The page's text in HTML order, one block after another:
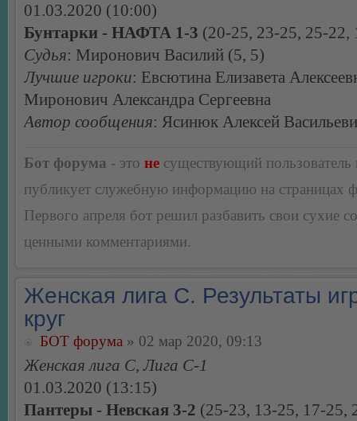
01.03.2020 (10:00)
Бунтарки - НАФТА 1-3 (20-25, 23-25, 25-22,
Судья: Миронович Василий (5, 5)
Лучшие игроки: Евсютина Елизавета
Миронович Александра Сергеевна
Автор сообщения: Ясинюк Алексей
Бот форума - это не существующий пользователь
публикует служебную информацию на страницах
Первого апреля бот решил разбавить свои сухие
ценными комментариями.
Женская лига С. Результаты
круг
БОТ форума » 02 мар 2020, 09:13
Женская лига С, Лига С-1
01.03.2020 (13:15)
Пантеры - Невская 3-2 (25-23, 13-25, 17-25,